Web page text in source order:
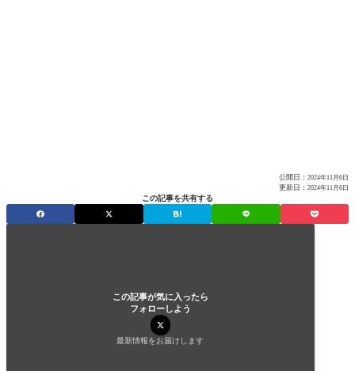
公開日： 2024年11月6日
更新日： 2024年11月6日
この記事を共有する
この記事が気に入ったら
フォローしよう
最新情報をお届けします